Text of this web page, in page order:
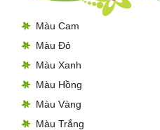
Màu Cam
Màu Đỏ
Màu Xanh
Màu Hồng
Màu Vàng
Màu Trắng